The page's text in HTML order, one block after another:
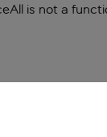
is not a